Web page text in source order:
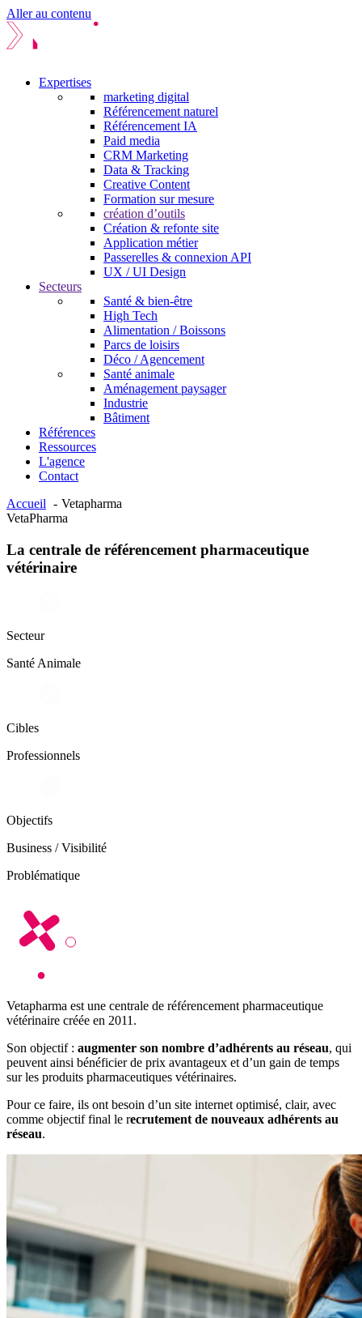
Aller au contenu
Expertises
marketing digital
Référencement naturel
Référencement IA
Paid media
CRM Marketing
Data & Tracking
Creative Content
Formation sur mesure
création d’outils
Création & refonte site
Application métier
Passerelles & connexion API
UX / UI Design
Secteurs
Santé & bien-être
High Tech
Alimentation / Boissons
Parcs de loisirs
Déco / Agencement
Santé animale
Aménagement paysager
Industrie
Bâtiment
Références
Ressources
L'agence
Contact
Accueil
Vetapharma
VetaPharma
La centrale de référencement pharmaceutique
vétérinaire
Secteur
Santé Animale
Cibles
Professionnels
Objectifs
Business / Visibilité
Problématique
Vetapharma est une centrale de référencement pharmaceutique
vétérinaire créée en 2011.
Son objectif : augmenter son nombre d’adhérents au réseau, qui
peuvent ainsi bénéficier de prix avantageux et d’un gain de temps
sur les produits pharmaceutiques vétérinaires.
Pour ce faire, ils ont besoin d’un site internet optimisé, clair, avec
comme objectif final le recrutement de nouveaux adhérents au
réseau.